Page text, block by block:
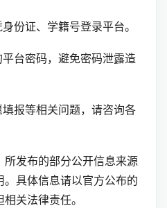
份证、学籍号登录平台。
台密码，避免密码泄露造
报等相关问题，请咨询各
发布的部分公开信息来源
具体信息请以官方公布的
关法律责任。